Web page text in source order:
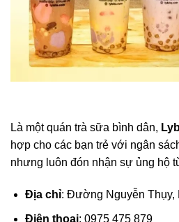
Là một quán trà sữa bình dân,
hợp cho các bạn trẻ với ngân
nhưng luôn đón nhận sự ủng hộ
Địa chỉ: Đường Nguyễn Thụy,
Điện thoại: 0975 475 879